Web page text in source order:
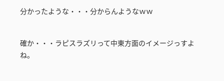
分かったような・・・分からんようなｗｗ
確か・・・ラピスラズリって中東方面のイメージっすよ
ね。